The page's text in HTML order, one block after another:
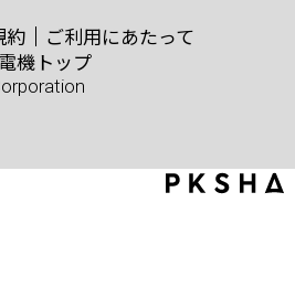
約
ご利用にあたって
機トップ